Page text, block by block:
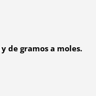
de gramos a moles.